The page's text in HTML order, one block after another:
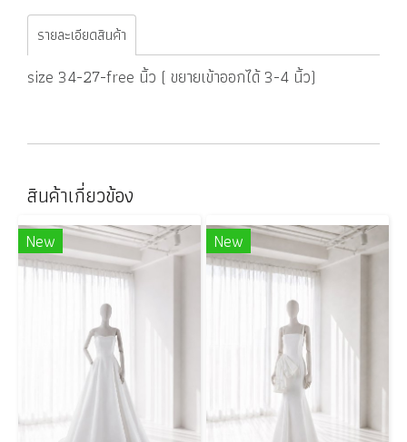
รายละเอียดสินค้า
size 34-27-free นิ้ว ( ขยายเข้าออกได้ 3-4 นิ้ว)
สินค้าเกี่ยวข้อง
New New